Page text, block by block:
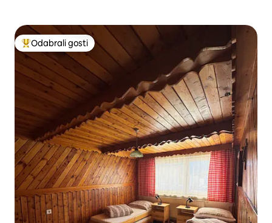
Među najviše rangiranima s oznakom „Odabrali gosti”
Odabrali gosti